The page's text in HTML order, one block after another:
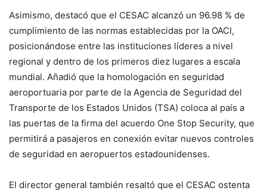
Asimismo, destacó que el CESAC alcanzó un 96.98 % de
cumplimiento de las normas establecidas por la OACI,
posicionándose entre las instituciones líderes a nivel
regional y dentro de los primeros diez lugares a escala
mundial. Añadió que la homologación en seguridad
aeroportuaria por parte de la Agencia de Seguridad del
Transporte de los Estados Unidos (TSA) coloca al país a
las puertas de la firma del acuerdo One Stop Security, que
permitirá a pasajeros en conexión evitar nuevos controles
de seguridad en aeropuertos estadounidenses.
El director general también resaltó que el CESAC ostenta